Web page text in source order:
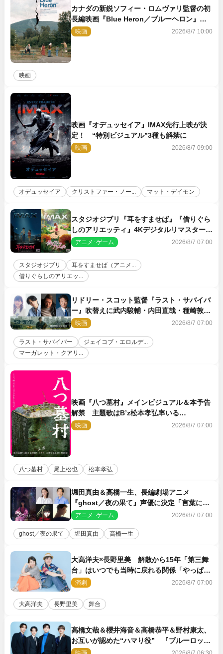
カナダの新鋭ソフィー・ロムヴァリ監督の初
長編映画『Blue Heron／ブルーヘロン』
10.23公開
映画 2026/8/7 10:00
映画
映画『オデュッセイア』IMAX先行上映が決
定！ “特別ビジュアル”3種も解禁に
映画 2026/8/7 09:00
オデュッセイア クリストファー・ノー... マット・デイモン
スタジオジブリ『耳をすませば』『借りぐら
しのアリエッティ』4Kデジタルリマスターで
IMAX上映決定！
アニメ･ゲーム 2026/8/7 07:00
スタジオジブリ
耳をすませば（アニメ...
借りぐらしのアリエッ...
リドリー・スコット監督『ラスト・サバイバ
ー』吹替えに武内駿輔・内田直哉・種崎敦
美・井上和彦ら豪華声優陣が集結！
映画 2026/8/7 07:00
ラスト・サバイバー
ジェイコブ・エロルデ...
マーガレット・クアリ...
映画『八つ墓村』メインビジュアル＆本予告
解禁 主題歌はB’z松本孝弘率いる
TMG「DOOM」に決定
映画 2026/8/7 07:00
八つ墓村 尾上松也 松本孝弘
堀田真由＆高橋一生、長編劇場アニメ
『ghost／夜の果て』声優に決定「言葉には
できない沢山の感情を思い出しました」
アニメ･ゲーム 2026/8/7 07:00
ghost／夜の果て 堀田真由 高橋一生
大高洋夫×長野里美 解散から15年「第三舞
台」はいつでも当時に戻れる関係「やっぱり
他の方たちとは違います」
演劇 2026/8/7 07:00
大高洋夫 長野里美 舞台
高橋文哉＆櫻井海音＆高橋恭平＆野村康太、
お互いが認めた“ハマり役” 『ブルーロッ
ク』で築いた最高のチームワーク